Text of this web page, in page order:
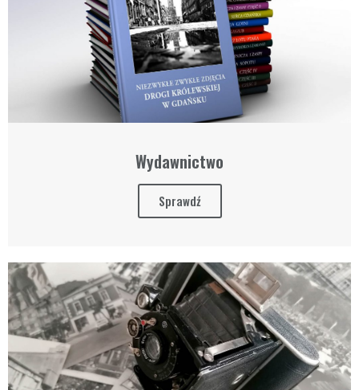
Wydawnictwo
Sprawdź